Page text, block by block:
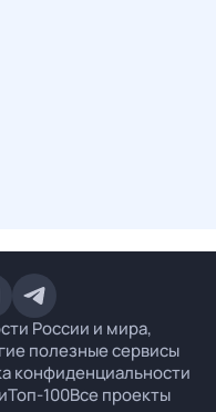
России и мира,
полезные сервисы
конфиденциальности
Топ-100Все проекты